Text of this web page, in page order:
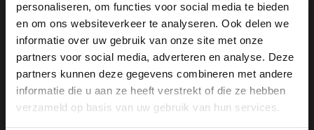
personaliseren, om functies voor social media te bieden
en om ons websiteverkeer te analyseren. Ook delen we
informatie over uw gebruik van onze site met onze
partners voor social media, adverteren en analyse. Deze
partners kunnen deze gegevens combineren met andere
informatie die u aan ze heeft verstrekt of die ze hebben
verzameld op basis van uw gebruik van hun services.
Manfield
Schwarze Chelsea Boots aus Veloursleder
149.99
Manfield
Schwarze Lederschnürboots
159.99
×
View this website in English?
It looks like your language isn't Dutch. Would
you like to switch to English?